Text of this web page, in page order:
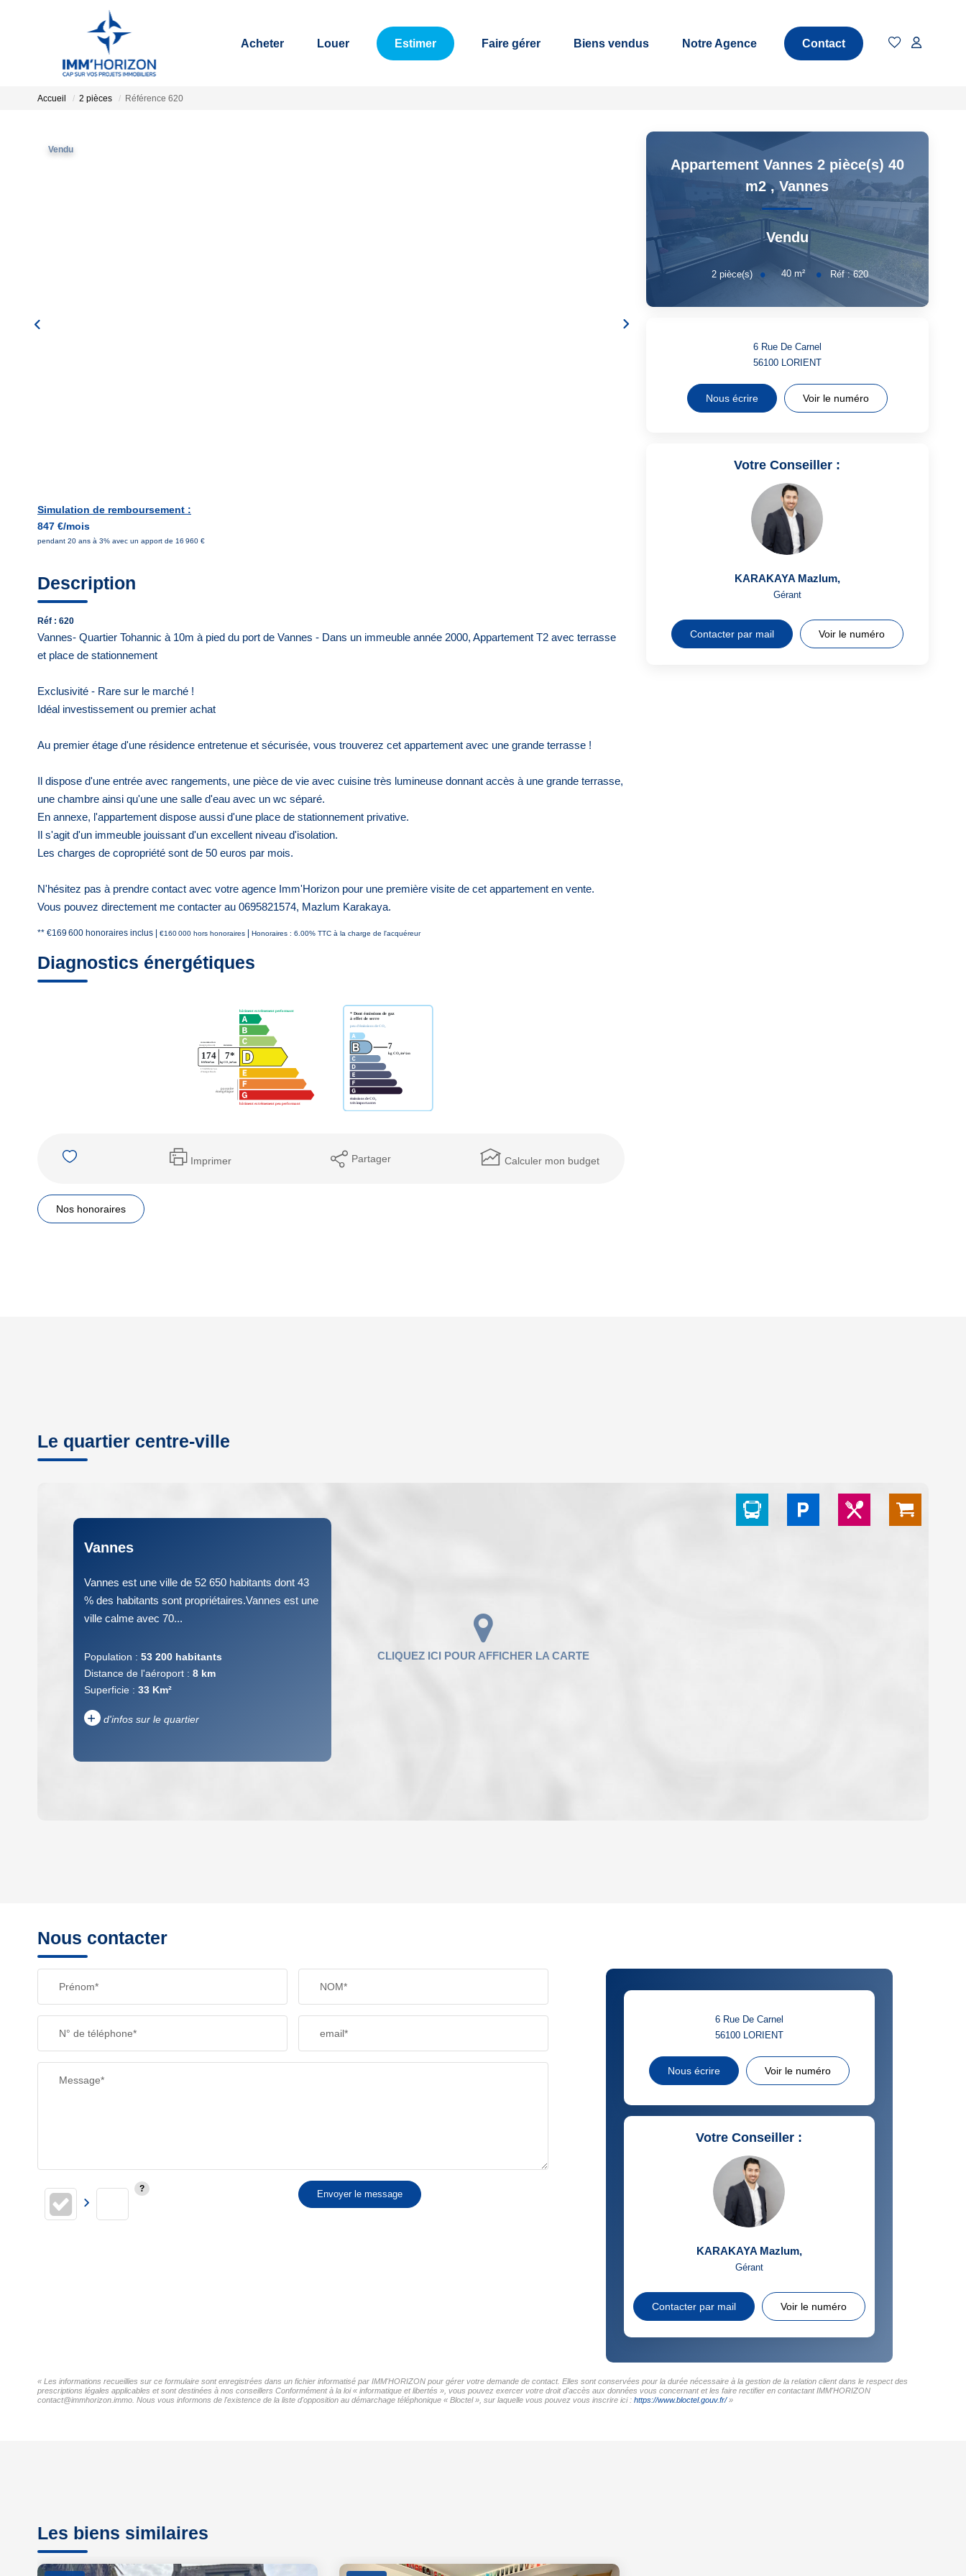
Acheter Louer Estimer Faire gérer Biens vendus Notre Agence Contact
Accueil 2 pièces Référence 620
Vendu
Simulation de remboursement :
847 €/mois
pendant 20 ans à 3% avec un apport de 16 960 €
Description
Réf : 620
Vannes- Quartier Tohannic à 10m à pied du port de Vannes - Dans un immeuble année 2000, Appartement T2 avec terrasse
et place de stationnement
Exclusivité - Rare sur le marché !
Idéal investissement ou premier achat
Au premier étage d'une résidence entretenue et sécurisée, vous trouverez cet appartement avec une grande terrasse !
Il dispose d'une entrée avec rangements, une pièce de vie avec cuisine très lumineuse donnant accès à une grande terrasse,
une chambre ainsi qu'une une salle d'eau avec un wc séparé.
En annexe, l'appartement dispose aussi d'une place de stationnement privative.
Il s'agit d'un immeuble jouissant d'un excellent niveau d'isolation.
Les charges de copropriété sont de 50 euros par mois.
N'hésitez pas à prendre contact avec votre agence Imm'Horizon pour une première visite de cet appartement en vente.
Vous pouvez directement me contacter au 0695821574, Mazlum Karakaya.
** €169 600 honoraires inclus €160 000 hors honoraires Honoraires : 6.00% TTC à la charge de l'acquéreur
Diagnostics énergétiques
Imprimer Partager Calculer mon budget
Nos honoraires
Appartement Vannes 2 pièce(s) 40
m2,Vannes
Vendu
2pièce(s) 40 m² Réf :620
6 Rue De Carnel
56100 LORIENT
Nous écrire Voir le numéro
Votre Conseiller :
KARAKAYA Mazlum,
Gérant
Contacter par mail Voir le numéro
Le quartier centre-ville
Vannes
Vannes est une ville de 52 650 habitants dont 43
% des habitants sont propriétaires.Vannes est une
ville calme avec 70...
Population : 53 200 habitants
Distance de l'aéroport : 8 km
Superficie : 33 Km²
+ d'infos sur le quartier
TAXE FONCIÈRE
SUPERFICIE : ECOLES ET CRÈCHES
RESTAURANTS ET CAFÉS COMMERCES
Nous contacter
Prénom* NOM*
N° de téléphone* email*
Message*
Envoyer le message
6 Rue De Carnel
56100 LORIENT
Nous écrire Voir le numéro
Votre Conseiller :
KARAKAYA Mazlum,
Gérant
Contacter par mail Voir le numéro
« Les informations recueillies sur ce formulaire sont enregistrées dans un fichier informatisé par IMM'HORIZON pour gérer votre demande de contact. Elles sont conservées pour la durée nécessaire à la gestion de la relation client dans le respect des
prescriptions légales applicables et sont destinées à nos conseillers Conformément à la loi « informatique et libertés », vous pouvez exercer votre droit d'accès aux données vous concernant et les faire rectifier en contactant IMM'HORIZON
contact@immhorizon.immo. Nous vous informons de l'existence de la liste d'opposition au démarchage téléphonique « Bloctel », sur laquelle vous pouvez vous inscrire ici : https://www.bloctel.gouv.fr/»
Les biens similaires